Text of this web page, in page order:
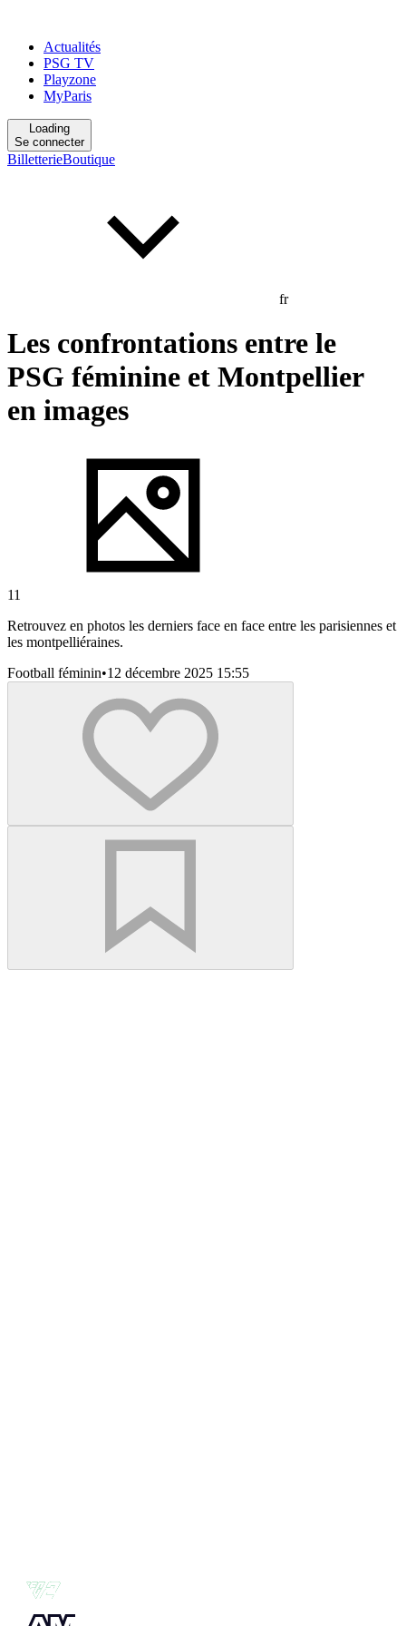
Actualités
PSG TV
Playzone
MyParis
Loading
Se connecter
BilletterieBoutique
fr
Les confrontations entre le
PSG féminine et Montpellier
en images
11
Retrouvez en photos les derniers face en face entre les parisiennes et
les montpelliéraines.
Football féminin•12 décembre 2025 15:55